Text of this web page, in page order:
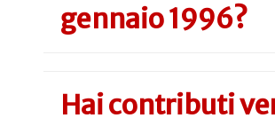
gennaio 1996?
Hai contributi